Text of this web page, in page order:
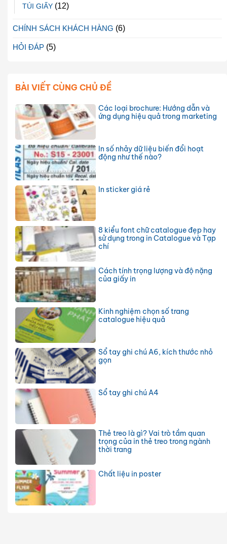
TÚI GIẤY (12)
CHÍNH SÁCH KHÁCH HÀNG (6)
HỎI ĐÁP (5)
BÀI VIẾT CÙNG CHỦ ĐỀ
Các loại brochure: Hướng dẫn và
ứng dụng hiệu quả trong marketing
In số nhảy dữ liệu biến đổi hoạt
động như thế nào?
In sticker giá rẻ
8 kiểu font chữ catalogue đẹp hay
sử dụng trong in Catalogue và Tạp
chí
Cách tính trọng lượng và độ nặng
của giấy in
Kinh nghiệm chọn số trang
catalogue hiệu quả
Sổ tay ghi chú A6, kích thước nhỏ
gọn
Sổ tay ghi chú A4
Thẻ treo là gì? Vai trò tầm quan
trọng của in thẻ treo trong ngành
thời trang
Chất liệu in poster